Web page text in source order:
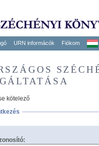
URN informácók Fiókom
kötelező